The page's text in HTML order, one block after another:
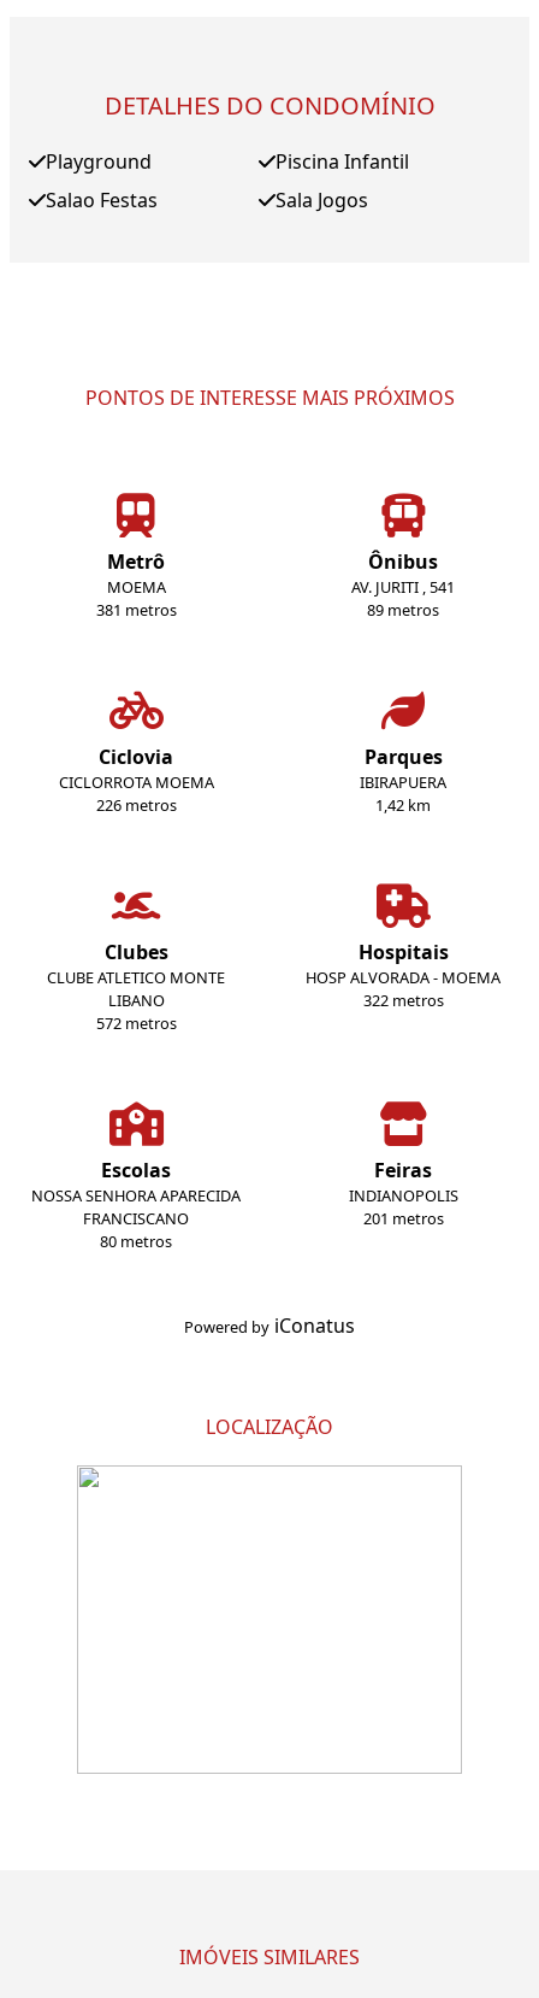
DETALHES DO CONDOMÍNIO
Playground
Salao Festas
Piscina Infantil
Sala Jogos
PONTOS DE INTERESSE MAIS PRÓXIMOS
Metrô
MOEMA
381 metros
Ônibus
AV. JURITI , 541
89 metros
Ciclovia
CICLORROTA MOEMA
226 metros
Parques
IBIRAPUERA
1,42 km
Clubes
CLUBE ATLETICO MONTE
LIBANO
572 metros
Hospitais
HOSP ALVORADA - MOEMA
322 metros
Escolas
NOSSA SENHORA APARECIDA
FRANCISCANO
80 metros
Feiras
INDIANOPOLIS
201 metros
Powered by iConatus
LOCALIZAÇÃO
IMÓVEIS SIMILARES